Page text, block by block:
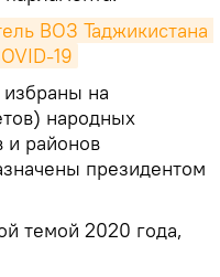
ВОЗ Таджикистана
19
на
народных
и районов
президентом
темой 2020 года,